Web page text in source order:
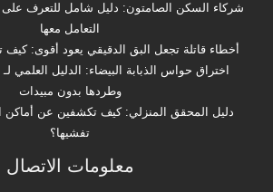
شركاء السكن الصامتون: دليل شامل للتعرف على
التعامل معها
أخطاء قاتلة تجعل البق الدقيقي يعود أقوى: كيف
اختراق حواس الذبابة البيضاء: الدليل العلمي
وطردها بدون مبيدات
دليل المحقق المنزلي: كيف تكشفين عن أماكن
تفشيها؟
معلومات الاتصال